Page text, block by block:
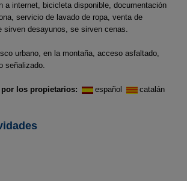
a internet, bicicleta disponible, documentación
servicio de lavado de ropa, venta de
sirven desayunos, se sirven cenas.
urbano, en la montaña, acceso asfaltado,
señalizado.
los propietarios: español
catalán